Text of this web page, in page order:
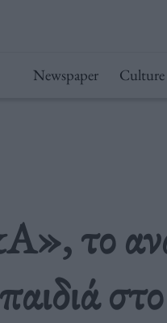
Newspaper Culture
το